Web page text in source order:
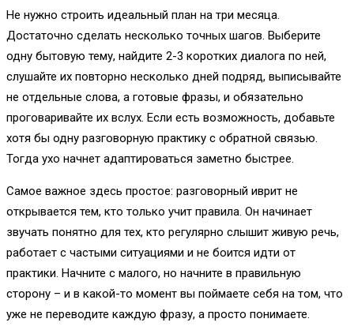
Не нужно строить идеальный план на три месяца.
Достаточно сделать несколько точных шагов. Выберите
одну бытовую тему, найдите 2-3 коротких диалога по ней,
слушайте их повторно несколько дней подряд, выписывайте
не отдельные слова, а готовые фразы, и обязательно
проговаривайте их вслух. Если есть возможность, добавьте
хотя бы одну разговорную практику с обратной связью.
Тогда ухо начнет адаптироваться заметно быстрее.
Самое важное здесь простое: разговорный иврит не
открывается тем, кто только учит правила. Он начинает
звучать понятно для тех, кто регулярно слышит живую речь,
работает с частыми ситуациями и не боится идти от
практики. Начните с малого, но начните в правильную
сторону – и в какой-то момент вы поймаете себя на том, что
уже не переводите каждую фразу, а просто понимаете.